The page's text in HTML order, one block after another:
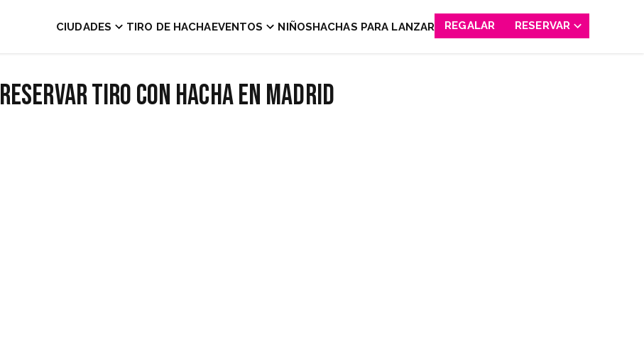
CIUDADES TIRO DE HACHAEVENTOS NIÑOSHACHAS PARA LANZAR REGALAR RESERVAR
Reservar tiro con hacha en Madrid